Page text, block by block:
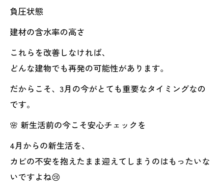
負圧状態
建材の含水率の高さ
これらを改善しなければ、
どんな建物でも再発の可能性があります。
だからこそ、3月の今がとても重要なタイミングなの
です。
🌸 新生活前の今こそ安心チェックを
4月からの新生活を、
カビの不安を抱えたまま迎えてしまうのはもったいな
いですよね😢